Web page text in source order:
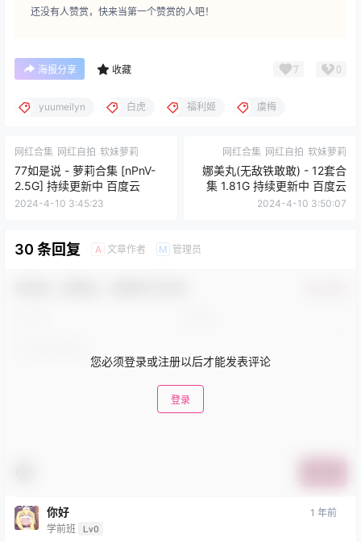
还没有人赞赏，快来当第一个赞赏的人吧！
海报分享 收藏 7 0
yuumeilyn 白虎 福利姬 虞梅
网红合集 网红自拍 软妹萝莉
77如是说 - 萝莉合集 [nPnV-
2.5G] 持续更新中 百度云
2024-4-10 3:45:23
网红合集 网红自拍 软妹萝莉
娜美丸(无敌铁敢敢) - 12套合
集 1.81G 持续更新中 百度云
2024-4-10 3:50:07
30 条回复 A 文章作者 M 管理员
您必须登录或注册以后才能发表评论
登录
你好
学前班 Lv0
1 年前